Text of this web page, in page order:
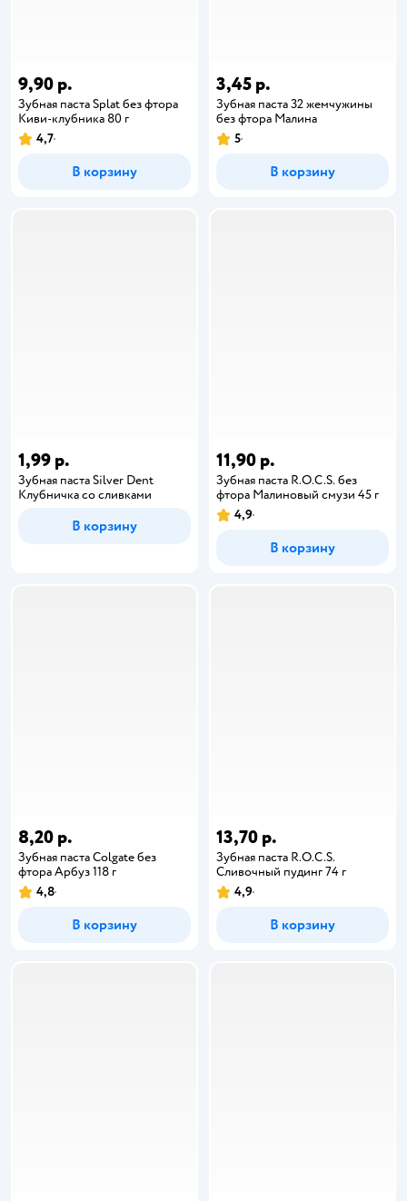
9,90 р.
Зубная паста Splat без фтора
Киви-клубника 80 г
4,7
В корзину
3,45 р.
Зубная паста 32 жемчужины
без фтора Малина
5
В корзину
1,99 р.
Зубная паста Silver Dent
Клубничка со сливками
В корзину
11,90 р.
Зубная паста R.O.C.S. без
фтора Малиновый смузи 45 г
4,9
В корзину
8,20 р.
Зубная паста Colgate без
фтора Арбуз 118 г
4,8
В корзину
13,70 р.
Зубная паста R.O.C.S.
Сливочный пудинг 74 г
4,9
В корзину